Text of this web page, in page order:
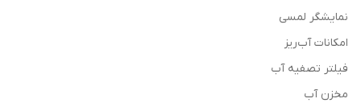
نمایشگر لمسی
امکانات آب‌ریز
فیلتر تصفیه آب
مخزن آب